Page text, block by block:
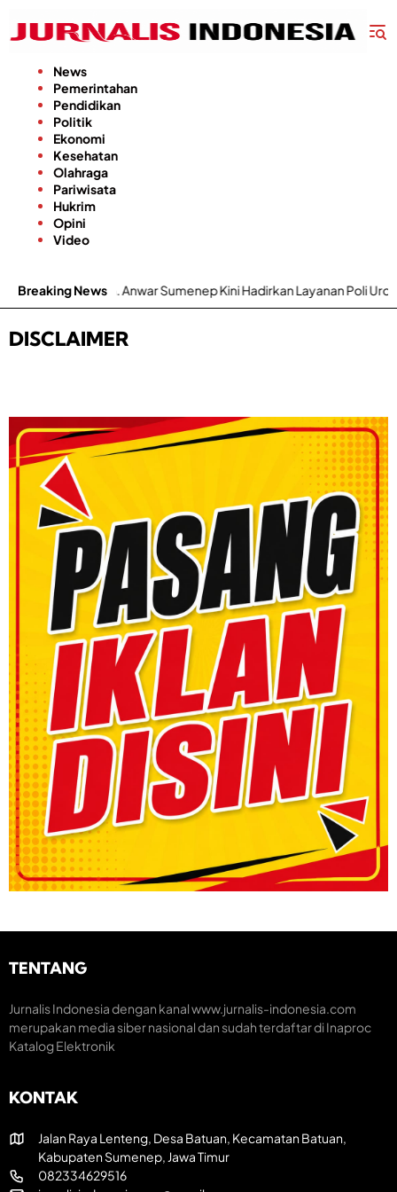
konten
News
Pemerintahan
Pendidikan
Politik
Ekonomi
Kesehatan
Olahraga
Pariwisata
Hukrim
Opini
Video
Breaking News
RSUD dr. H. Moh. Anwar Sumenep Kini Hadirkan Layanan Poli
DISCLAIMER
TENTANG
Jurnalis Indonesia dengan kanal www.jurnalis-indonesia.com
merupakan media siber nasional dan sudah terdaftar di Inaproc
Katalog Elektronik
KONTAK
Jalan Raya Lenteng, Desa Batuan, Kecamatan Batuan,
Kabupaten Sumenep, Jawa Timur
082334629516